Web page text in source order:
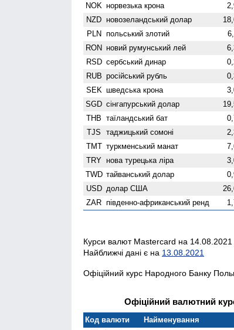
NOK норвезька крона
NZD ново­зеландський долар
PLN польський злотий
RON новий румунський лей
RSD сербський динар
RUB російський рубль
SEK шведська крона
SGD сінгапурський долар
THB таїландський бат
TJS таджицький сомоні
TMT туркменський манат
TRY нова турецька ліра
TWD тайванський долар
USD долар США
ZAR південно-африканський ренд
Курси валют Mastercard на 14.08.2021
Найближчі дані є на 13.08.2021
Офіційний курс Народного Банку
Офіційний валютний
Код валюти Найменування